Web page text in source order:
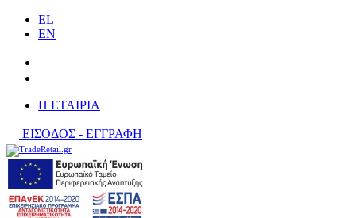
EL
EN
H ΕΤΑΙΡΙΑ
ΕΙΣΟΔΟΣ - ΕΓΓΡΑΦΗ